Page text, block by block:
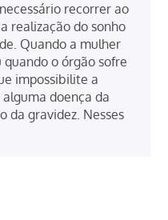
recorrer ao
realização do sonho
Quando a mulher
quando o órgão sofre
impossibilite a
doença da
da gravidez. Nesses